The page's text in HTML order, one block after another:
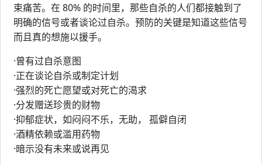
束痛苦。在 80% 的时间里，那些自杀的人们都接触到了
明确的信号或者谈论过自杀。预防的关键是知道这些信号
而且真的想施以援手。
·曾有过自杀意图
·正在谈论自杀或制定计划
·强烈的死亡愿望或对死亡的渴求
·分发赠送珍贵的财物
·抑郁症状，如闷闷不乐，无助， 孤僻自闭
·酒精依赖或滥用药物
·暗示没有未来或说再见